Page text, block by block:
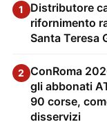
1
Distributore
rifornimento
Santa Teresa
2 ConRoma
gli abbonati
90 corse,
disservizi